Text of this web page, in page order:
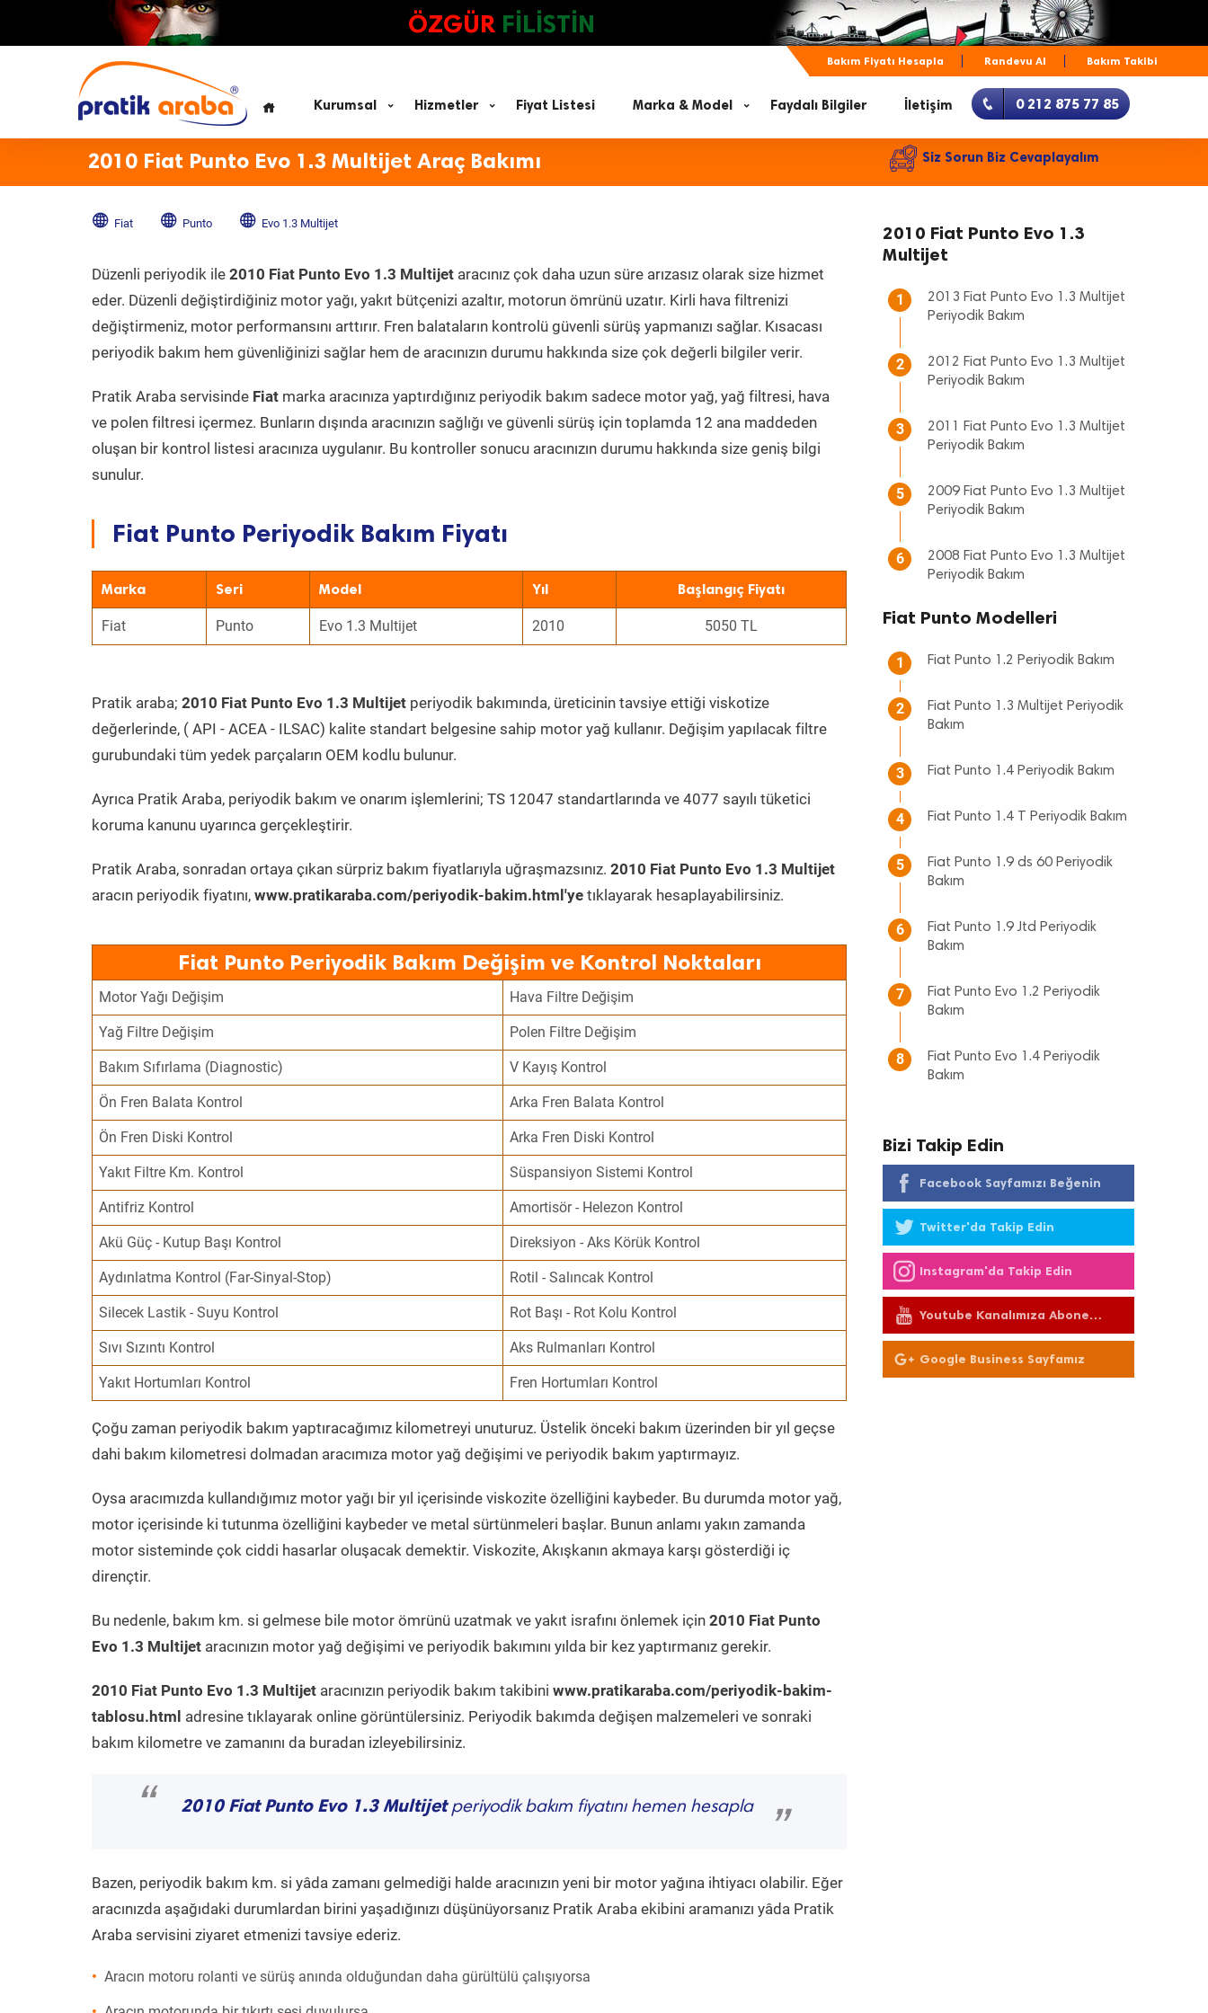
ÖZGÜR FİLİSTİN
Bakım Fiyatı Hesapla Randevu Al Bakım Takibi
Kurumsal Hizmetler Fiyat Listesi Marka & Model Faydalı Bilgiler İletişim 0 212 875 77 85
2010 Fiat Punto Evo 1.3 Multijet Araç Bakımı Siz Sorun Biz Cevaplayalım
Fiat Punto Evo 1.3 Multijet
Düzenli periyodik ile 2010 Fiat Punto Evo 1.3 Multijet aracınız çok daha uzun süre arızasız olarak size hizmet
eder. Düzenli değiştirdiğiniz motor yağı, yakıt bütçenizi azaltır, motorun ömrünü uzatır. Kirli hava filtrenizi
değiştirmeniz, motor performansını arttırır. Fren balataların kontrolü güvenli sürüş yapmanızı sağlar. Kısacası
periyodik bakım hem güvenliğinizi sağlar hem de aracınızın durumu hakkında size çok değerli bilgiler verir.
Pratik Araba servisinde Fiat marka aracınıza yaptırdığınız periyodik bakım sadece motor yağ, yağ filtresi, hava
ve polen filtresi içermez. Bunların dışında aracınızın sağlığı ve güvenli sürüş için toplamda 12 ana maddeden
oluşan bir kontrol listesi aracınıza uygulanır. Bu kontroller sonucu aracınızın durumu hakkında size geniş bilgi
sunulur.
Fiat Punto Periyodik Bakım Fiyatı
Marka Seri Model Yıl Başlangıç Fiyatı
Fiat Punto Evo 1.3 Multijet 2010 5050 TL
Pratik araba; 2010 Fiat Punto Evo 1.3 Multijet periyodik bakımında, üreticinin tavsiye ettiği viskotize
değerlerinde, ( API - ACEA - ILSAC) kalite standart belgesine sahip motor yağ kullanır. Değişim yapılacak filtre
gurubundaki tüm yedek parçaların OEM kodlu bulunur.
Ayrıca Pratik Araba, periyodik bakım ve onarım işlemlerini; TS 12047 standartlarında ve 4077 sayılı tüketici
koruma kanunu uyarınca gerçekleştirir.
Pratik Araba, sonradan ortaya çıkan sürpriz bakım fiyatlarıyla uğraşmazsınız. 2010 Fiat Punto Evo 1.3 Multijet
aracın periyodik fiyatını, www.pratikaraba.com/periyodik-bakim.html'ye tıklayarak hesaplayabilirsiniz.
Fiat Punto Periyodik Bakım Değişim ve Kontrol Noktaları
Motor Yağı Değişim Hava Filtre Değişim
Yağ Filtre Değişim Polen Filtre Değişim
Bakım Sıfırlama (Diagnostic) V Kayış Kontrol
Ön Fren Balata Kontrol Arka Fren Balata Kontrol
Ön Fren Diski Kontrol Arka Fren Diski Kontrol
Yakıt Filtre Km. Kontrol Süspansiyon Sistemi Kontrol
Antifriz Kontrol Amortisör - Helezon Kontrol
Akü Güç - Kutup Başı Kontrol Direksiyon - Aks Körük Kontrol
Aydınlatma Kontrol (Far-Sinyal-Stop) Rotil - Salıncak Kontrol
Silecek Lastik - Suyu Kontrol Rot Başı - Rot Kolu Kontrol
Sıvı Sızıntı Kontrol Aks Rulmanları Kontrol
Yakıt Hortumları Kontrol Fren Hortumları Kontrol
Çoğu zaman periyodik bakım yaptıracağımız kilometreyi unuturuz. Üstelik önceki bakım üzerinden bir yıl geçse
dahi bakım kilometresi dolmadan aracımıza motor yağ değişimi ve periyodik bakım yaptırmayız.
Oysa aracımızda kullandığımız motor yağı bir yıl içerisinde viskozite özelliğini kaybeder. Bu durumda motor yağ,
motor içerisinde ki tutunma özelliğini kaybeder ve metal sürtünmeleri başlar. Bunun anlamı yakın zamanda
motor sisteminde çok ciddi hasarlar oluşacak demektir. Viskozite, Akışkanın akmaya karşı gösterdiği iç
dirençtir.
Bu nedenle, bakım km. si gelmese bile motor ömrünü uzatmak ve yakıt israfını önlemek için 2010 Fiat Punto
Evo 1.3 Multijet aracınızın motor yağ değişimi ve periyodik bakımını yılda bir kez yaptırmanız gerekir.
2010 Fiat Punto Evo 1.3 Multijet aracınızın periyodik bakım takibini www.pratikaraba.com/periyodik-bakim-
tablosu.html adresine tıklayarak online görüntülersiniz. Periyodik bakımda değişen malzemeleri ve sonraki
bakım kilometre ve zamanını da buradan izleyebilirsiniz.
“ 2010 Fiat Punto Evo 1.3 Multijetperiyodik bakım fiyatını hemen hesapla
”
Bazen, periyodik bakım km. si yâda zamanı gelmediği halde aracınızın yeni bir motor yağına ihtiyacı olabilir. Eğer
aracınızda aşağıdaki durumlardan birini yaşadığınızı düşünüyorsanız Pratik Araba ekibini aramanızı yâda Pratik
Araba servisini ziyaret etmenizi tavsiye ederiz.
Aracın motoru rolanti ve sürüş anında olduğundan daha gürültülü çalışıyorsa
2010 Fiat Punto Evo 1.3
Multijet
1
2013 Fiat Punto Evo 1.3 Multijet
Periyodik Bakım
2
2012 Fiat Punto Evo 1.3 Multijet
Periyodik Bakım
3
2011 Fiat Punto Evo 1.3 Multijet
Periyodik Bakım
5
2009 Fiat Punto Evo 1.3 Multijet
Periyodik Bakım
6
2008 Fiat Punto Evo 1.3 Multijet
Periyodik Bakım
Fiat Punto Modelleri
1 Fiat Punto 1.2 Periyodik Bakım
2
Fiat Punto 1.3 Multijet Periyodik
Bakım
3 Fiat Punto 1.4 Periyodik Bakım
4 Fiat Punto 1.4 T Periyodik Bakım
5
Fiat Punto 1.9 ds 60 Periyodik
Bakım
6
Fiat Punto 1.9 Jtd Periyodik
Bakım
7
Fiat Punto Evo 1.2 Periyodik
Bakım
8
Fiat Punto Evo 1.4 Periyodik
Bakım
Bizi Takip Edin
Facebook Sayfamızı Beğenin
Twitter'da Takip Edin
Instagram'da Takip Edin
Youtube Kanalımıza Abone
Olun
Google Business Sayfamız